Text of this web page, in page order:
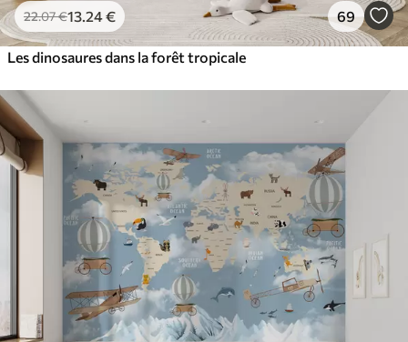
22.07€13 .24€ 69
Les dinosaures dans la forêt tropicale